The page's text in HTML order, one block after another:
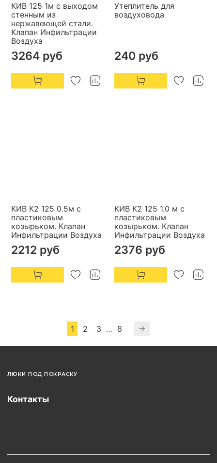
КИВ 125 1м с выходом
стенным из
нержавеющей стали.
Клапан Инфильтрации
Воздуха
3264 руб
Утеплитель для
воздуховода
240 руб
КИВ К2 125 0.5м с
пластиковым
козырьком. Клапан
Инфильтрации Воздуха
2212 руб
КИВ К2 125 1.0 м с
пластиковым
козырьком. Клапан
Инфильтрации Воздуха
2376 руб
1 2 3 … 8
ЛЮКИ ПОД ПОКРАСКУ
Контакты